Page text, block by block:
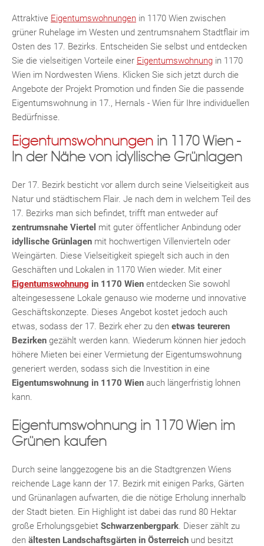
TE
MER
Attraktive Eigentumswohnungen in 1170 Wien zwischen
grüner Ruhelage im Westen und zentrumsnahem Stadtflair im
Osten des 17. Bezirks. Entscheiden Sie selbst und entdecken
Sie die vielseitigen Vorteile einer Eigentumswohnung in 1170
Wien im Nordwesten Wiens. Klicken Sie sich jetzt durch die
Angebote der Projekt Promotion und finden Sie die passende
Eigentumswohnung in 17., Hernals - Wien für Ihre individuellen
Bedürfnisse.
Eigentumswohnungen in 1170 Wien -
In der Nähe von idyllische Grünlagen
Der 17. Bezirk besticht vor allem durch seine Vielseitigkeit aus
Natur und städtischem Flair. Je nach dem in welchem Teil des
17. Bezirks man sich befindet, trifft man entweder auf
zentrumsnahe Viertel mit guter öffentlicher Anbindung oder
idyllische Grünlagen mit hochwertigen Villenvierteln oder
Weingärten. Diese Vielseitigkeit spiegelt sich auch in den
Geschäften und Lokalen in 1170 Wien wieder. Mit einer
Eigentumswohnung in 1170 Wien entdecken Sie sowohl
alteingesessene Lokale genauso wie moderne und innovative
Geschäftskonzepte. Dieses Angebot kostet jedoch auch
etwas, sodass der 17. Bezirk eher zu den etwas teureren
Bezirken gezählt werden kann. Wiederum können hier jedoch
höhere Mieten bei einer Vermietung der Eigentumswohnung
generiert werden, sodass sich die Investition in eine
Eigentumswohnung in 1170 Wien auch längerfristig lohnen
kann.
Eigentumswohnung in 1170 Wien im
Grünen kaufen
Durch seine langgezogene bis an die Stadtgrenzen Wiens
reichende Lage kann der 17. Bezirk mit einigen Parks, Gärten
und Grünanlagen aufwarten, die die nötige Erholung innerhalb
der Stadt bieten. Ein Highlight ist dabei das rund 80 Hektar
große Erholungsgebiet Schwarzenbergpark. Dieser zählt zu
den ältesten Landschaftsgärten in Österreich und besitzt